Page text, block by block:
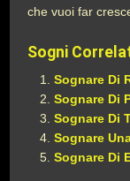
che vuoi far
Sogni
Sognare Di
Sognare Di
Sognare Di
Sognare
Sognare Di